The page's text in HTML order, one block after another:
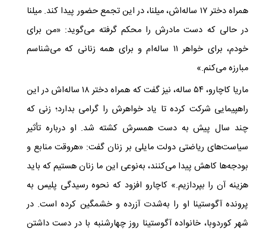
همراه دختر ۱۷ ساله‌اش، میلنا، در این تجمع حضور پیدا کند. میلنا
در حالی که دست مادرش را محکم گرفته می‌گوید: «من برای
خودم، برای خواهر ۱۱ ساله‌ام و برای همه زنانی که می‌شناسم
مبارزه می‌کنم.»
ماریا
کاچارو، ۵۴ ساله، نیز گفت که همراه دختر ۱۸ ساله‌اش در این
راهپیمایی شرکت کرده تا یاد خواهرش را گرامی بدارد؛ زنی که
چند سال پیش به دست همسرش کشته شد. او درباره تأثیر
سیاست‌های ریاضتی دولت مایلی بر زنان گفت: «هروقت منابع و
بودجه‌ها کاهش پیدا می‌کنند، به‌نوعی این ما زنان هستیم که باید
هزینه آن را بپردازیم.» کاچارو افزود که نحوه رسیدگی پلیس به
پرونده آگوستینا او را به‌شدت آزرده و خشمگین کرده است. در
شهر کوردوبا، خانواده آگوستینا روز چهارشنبه با در دست داشتن